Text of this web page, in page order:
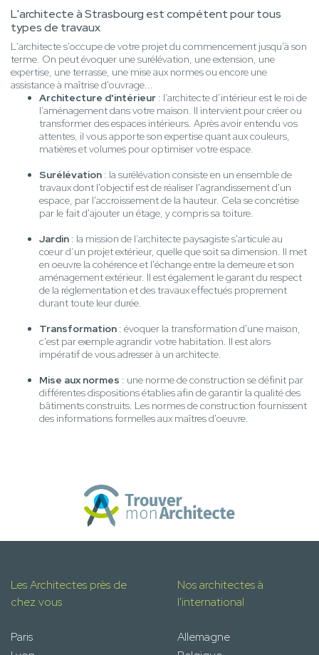
L'architecte à Strasbourg est compétent pour tous
types de travaux
L'architecte s'occupe de votre projet du commencement jusqu'à son
terme. On peut évoquer une surélévation, une extension, une
expertise, une terrasse, une mise aux normes ou encore une
assistance à maîtrise d'ouvrage...
Architecture d'intérieur : l’architecte d’intérieur est le roi de
l’aménagement dans votre maison. Il intervient pour créer ou
transformer des espaces intérieurs. Après avoir entendu vos
attentes, il vous apporte son expertise quant aux couleurs,
matières et volumes pour optimiser votre espace.
Surélévation : la surélévation consiste en un ensemble de
travaux dont l'objectif est de réaliser l'agrandissement d'un
espace, par l'accroissement de la hauteur. Cela se concrétise
par le fait d'ajouter un étage, y compris sa toiture.
Jardin : la mission de l’architecte paysagiste s'articule au
cœur d’un projet extérieur, quelle que soit sa dimension. Il met
en oeuvre la cohérence et l'échange entre la demeure et son
aménagement extérieur. Il est également le garant du respect
de la réglementation et des travaux effectués proprement
durant toute leur durée.
Transformation : évoquer la transformation d'une maison,
c'est par exemple agrandir votre habitation. Il est alors
impératif de vous adresser à un architecte.
Mise aux normes : une norme de construction se définit par
différentes dispositions établies afin de garantir la qualité des
bâtiments construits. Les normes de construction fournissent
des informations formelles aux maîtres d'oeuvre.
Les Architectes près de
chez vous
Paris
Nos architectes à
l'international
Allemagne